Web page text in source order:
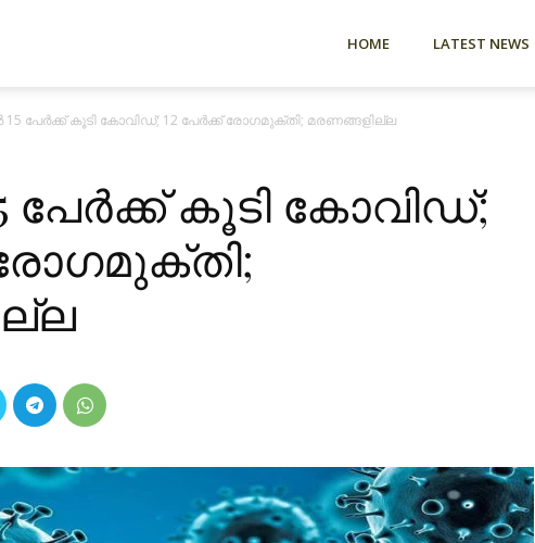
HOME LATEST NEWS
15 പേർക്ക് കൂടി കോവിഡ്; 12 പേർക്ക് രോഗമുക്തി; മരണങ്ങളില്ല
പേർക്ക് കൂടി കോവിഡ്;
രോഗമുക്തി;